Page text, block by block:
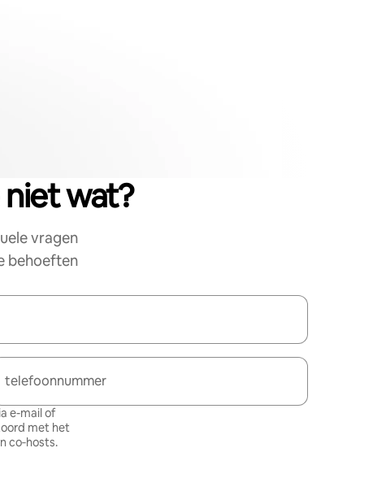
wat?
vragen
behoeften
telefoonnummer
e-mail of
met het
co‑hosts.